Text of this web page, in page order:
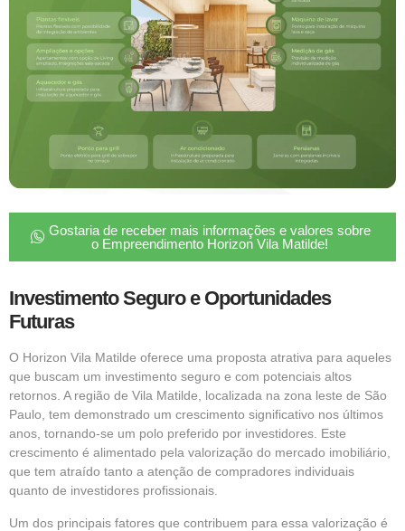
Gostaria de receber mais informações e valores sobre
o Empreendimento Horizon Vila Matilde!
Investimento Seguro e Oportunidades
Futuras
O Horizon Vila Matilde oferece uma proposta atrativa para aqueles
que buscam um investimento seguro e com potenciais altos
retornos. A região de Vila Matilde, localizada na zona leste de São
Paulo, tem demonstrado um crescimento significativo nos últimos
anos, tornando-se um polo preferido por investidores. Este
crescimento é alimentado pela valorização do mercado imobiliário,
que tem atraído tanto a atenção de compradores individuais
quanto de investidores profissionais.
Um dos principais fatores que contribuem para essa valorização é